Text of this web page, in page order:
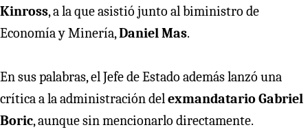
Kinross, a la que asistió junto al biministro de
Economía y Minería,Daniel Mas.
En sus palabras, el Jefe de Estado además lanzó una
crítica a la administración delexmandatario Gabriel
Boric, aunque sin mencionarlo directamente.